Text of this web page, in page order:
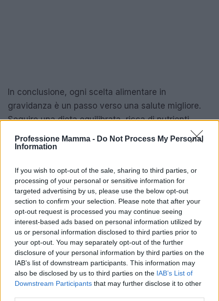
Professione Mamma - Do Not Process My Personal
Information
If you wish to opt-out of the sale, sharing to third parties, or
processing of your personal or sensitive information for
targeted advertising by us, please use the below opt-out
section to confirm your selection. Please note that after your
opt-out request is processed you may continue seeing
interest-based ads based on personal information utilized by
us or personal information disclosed to third parties prior to
your opt-out. You may separately opt-out of the further
disclosure of your personal information by third parties on the
IAB’s list of downstream participants. This information may
also be disclosed by us to third parties on the IAB’s List of
Downstream Participants that may further disclose it to other
In conclusione, ogni scelta alimentare in
gravidanza è un passo verso una salute migliore.
Seguire una dieta equilibrata, ricca di nutrienti
essenziali come acido folico, calcio, vitamina D e
ferro, è fondamentale per garantire una gravidanza
per eventuali integrazioni, affinché ogni nutriente
venga assunto con consapevolezza e cura.
Abbracciare questi principi diventa
un’occasione per esploraree celebrare la nostra
tradizione culinaria, rendendo ogni pasto un
momento di gioia e nutrimento. Non è questo il
vero sapore della vita?
AUTORE